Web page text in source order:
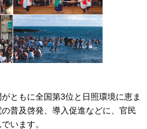
ともに全国第3位と日照環境に恵ま
普及啓発、導入促進などに、官民
います。